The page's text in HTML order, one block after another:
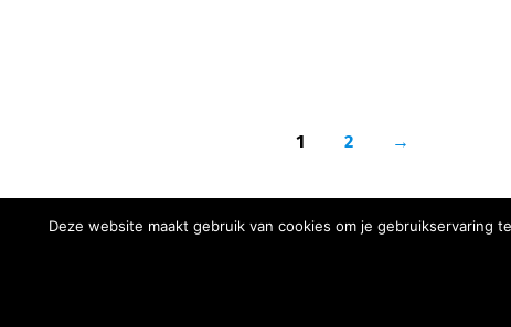
1 2 →
Deze website maakt gebruik van cookies om je gebruikservaring